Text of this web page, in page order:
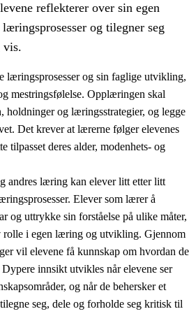
utvikling og danning
reflekterer over sin egen
og tilegner seg
vis.
læringsprosesser og sin faglige utvikling,
mestringsfølelse. Opplæringen skal
holdninger og læringsstrategier, og legge
Det krever at lærerne følger elevenes
tilpasset deres alder, modenhets- og
andres læring kan elever litt etter litt
Elever som lærer å
og uttrykke sin forståelse på ulike måter,
rolle i egen læring og utvikling. Gjennom
vil elevene få kunnskap om hvordan de
innsikt utvikles når elevene ser
og når de behersker et
seg, dele og forholde seg kritisk til